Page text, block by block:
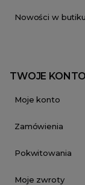
Nowości w
TWOJE KONTO
Moje konto
Zamówienia
Pokwitowania
Moje zwroty